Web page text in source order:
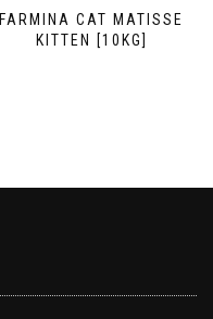
FARMINA CAT MATISSE
KITTEN [10KG]